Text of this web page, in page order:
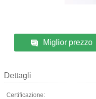
Miglior prezzo
Dettagli
Certificazione: